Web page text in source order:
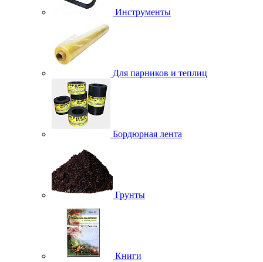
Инструменты
Для парников и теплиц
Бордюрная лента
Грунты
Книги